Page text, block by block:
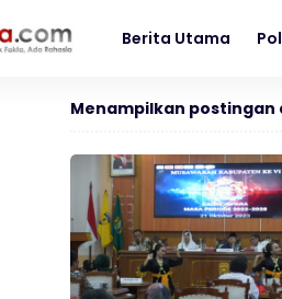
Berita Utama
Menampilkan postingan